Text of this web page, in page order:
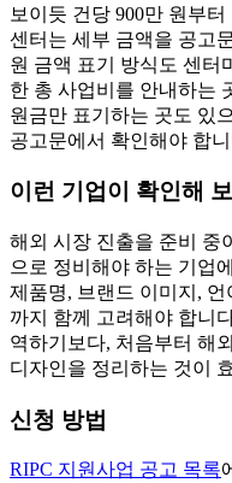
보이듯 건당 900만 원부
센터는 세부 금액을 공고
원 금액 표기 방식도 센터
한 총 사업비를 안내하는
원금만 표기하는 곳도 있
공고문에서 확인해야 합
이런 기업이 확인해
해외 시장 진출을 준비 중
으로 정비해야 하는 기업
제품명, 브랜드 이미지,
까지 함께 고려해야 합니
역하기보다, 처음부터 해
디자인을 정리하는 것이
신청 방법
RIPC 지원사업 공고 목록